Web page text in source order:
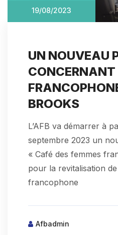
19/08/2023
UN NOUVEAU
CONCERNANT
BROOKS
L’AFB va démarrer à
septembre 2023 un
« Café des femmes
pour la revitalisation
francophone
Afbadmin